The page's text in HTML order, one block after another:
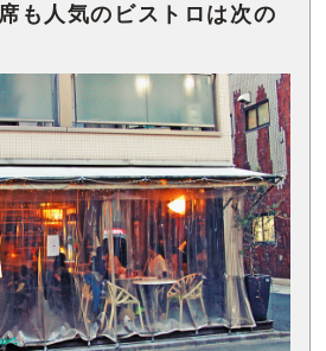
も人気のビストロは次の